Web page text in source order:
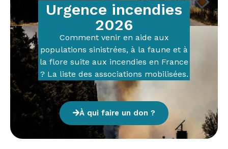
Urgence incendies
2026
Comment venir en aide aux
populations sinistrées, à la faune et à
la flore suite aux incendies en France
? La liste des associations mobilisées.
À qui faire un don ?